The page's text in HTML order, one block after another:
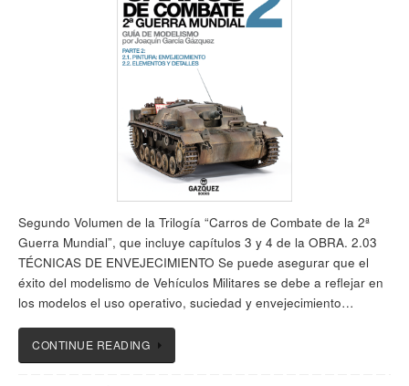
Segundo Volumen de la Trilogía “Carros de Combate de la 2ª
Guerra Mundial”, que incluye capítulos 3 y 4 de la OBRA. 2.03
TÉCNICAS DE ENVEJECIMIENTO Se puede asegurar que el
éxito del modelismo de Vehículos Militares se debe a reflejar en
los modelos el uso operativo, suciedad y envejecimiento…
CONTINUE READING